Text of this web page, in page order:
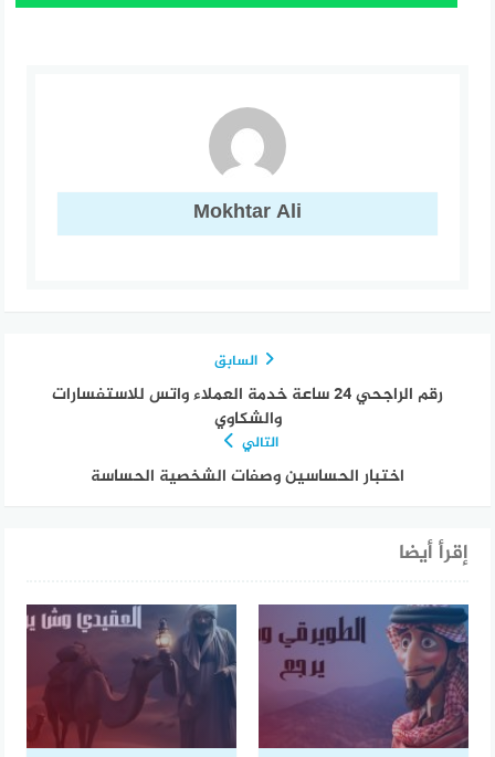
Mokhtar Ali
السابق
رقم الراجحي ٢٤ ساعة خدمة العملاء واتس للاستفسارات
والشكاوي
التالي
اختبار الحساسين وصفات الشخصية الحساسة
إقرأ أيضا